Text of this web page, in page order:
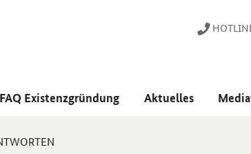
FAQ Existenzgründung Aktuelles